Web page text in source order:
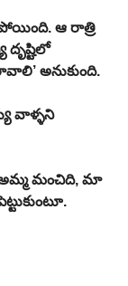
ఆ రాత్రి
దృష్టిలో
అనుకుంది.
వాళ్ళని
మంచిది, మా